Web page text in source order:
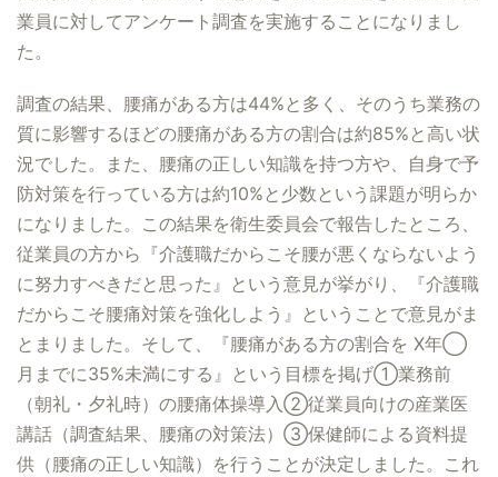
業員に対してアンケート調査を実施することになりまし
た。
調査の結果、腰痛がある方は44%と多く、そのうち業務の
質に影響するほどの腰痛がある方の割合は約85%と高い状
況でした。また、腰痛の正しい知識を持つ方や、自身で予
防対策を行っている方は約10%と少数という課題が明らか
になりました。この結果を衛生委員会で報告したところ、
従業員の方から『介護職だからこそ腰が悪くならないよう
に努力すべきだと思った』という意見が挙がり、『介護職
だからこそ腰痛対策を強化しよう』ということで意見がま
とまりました。そして、『腰痛がある方の割合を X年◯
月までに35%未満にする』という目標を掲げ①業務前
（朝礼・夕礼時）の腰痛体操導入②従業員向けの産業医
講話（調査結果、腰痛の対策法）③保健師による資料提
供（腰痛の正しい知識）を行うことが決定しました。これ